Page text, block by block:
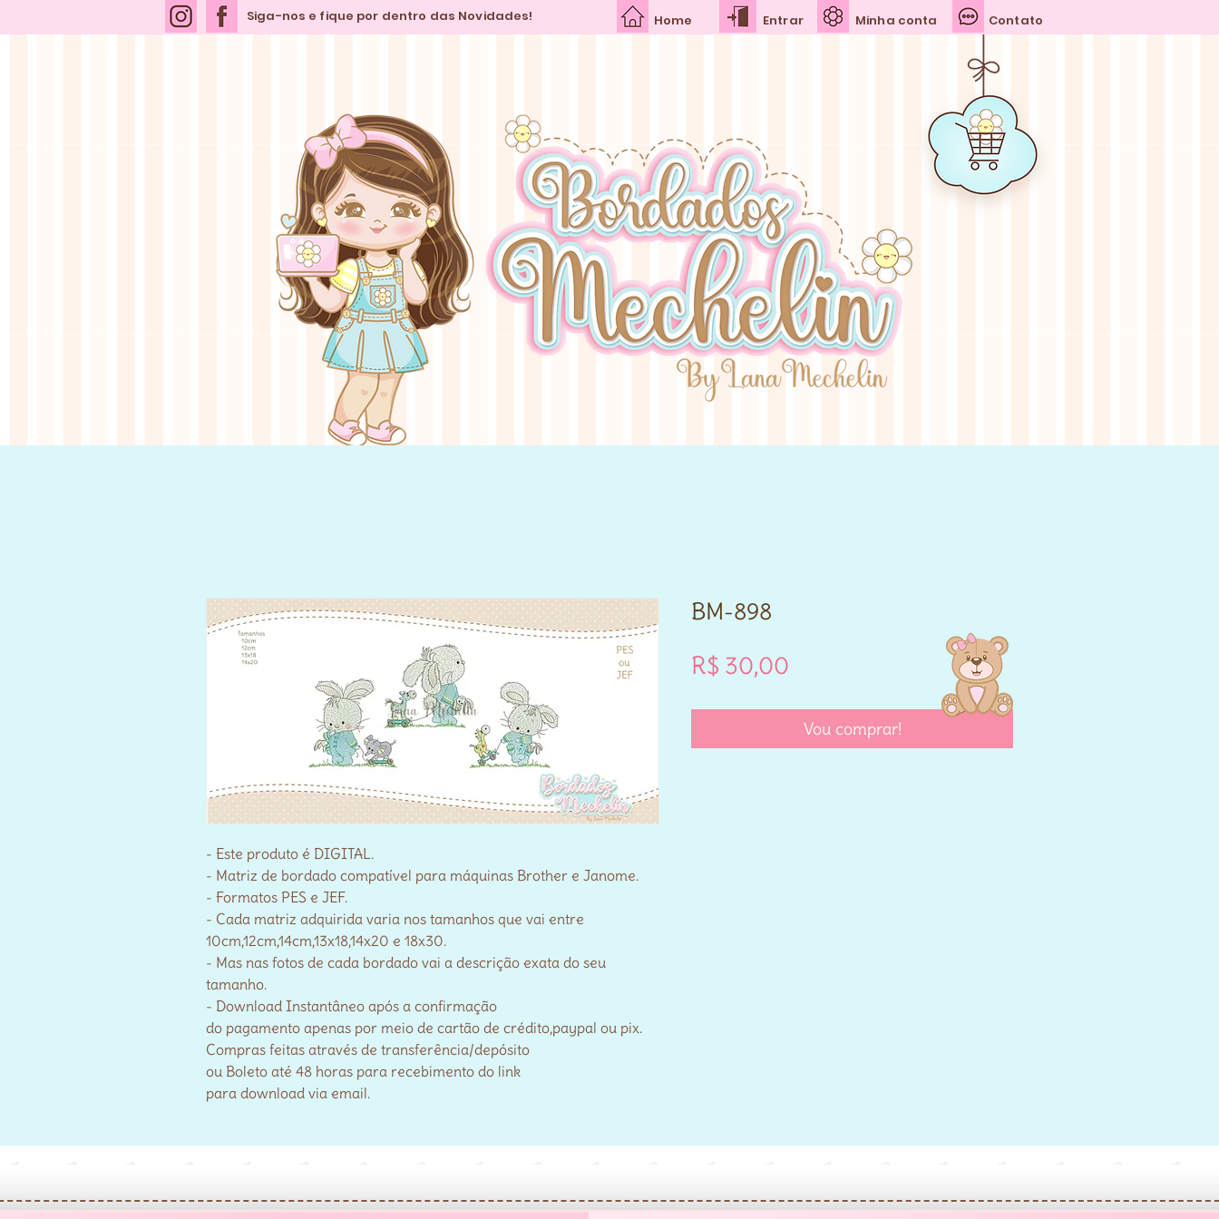
Siga-nos e fique por dentro das Novidades! Home Entrar Minha conta Contato
- Este produto é DIGITAL.
- Matriz de bordado compatível para máquinas Brother e Janome.
- Formatos PES e JEF.
- Cada matriz adquirida varia nos tamanhos que vai entre
10cm,12cm,14cm,13x18,14x20 e 18x30.
- Mas nas fotos de cada bordado vai a descrição exata do seu
tamanho.
- Download Instantâneo após a confirmação
do pagamento apenas por meio de cartão de crédito,paypal ou pix.
Compras feitas através de transferência/depósito
ou Boleto até 48 horas para recebimento do link
para download via email.
BM-898
R$ 30,00
Vou comprar!